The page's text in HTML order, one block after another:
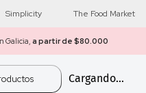
Simplicity The Food Market
de $80.000 o más¡Envío gratis a
Cargando...